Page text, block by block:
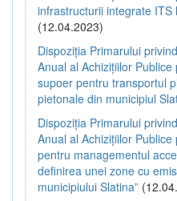
infrastructurii integrate ITS
(12.04.2023)
Dispoziția Primarului
Anual al Achizițiilor
supoer pentru transportul
pietonale din municipiul
Dispoziția Primarului
Anual al Achizițiilor
pentru managementul
definirea unei zone cu
municipiului Slatina”